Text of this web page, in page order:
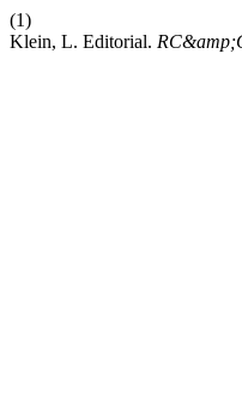
(1)
Klein, L. Editorial.